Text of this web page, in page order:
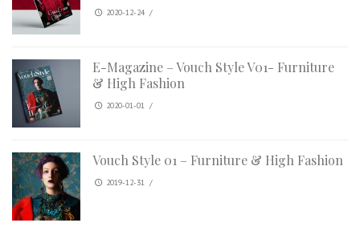
2020-12-24 /
E-Magazine – Vouch Style V01- Furniture
& High Fashion
2020-01-01 /
Vouch Style 01 – Furniture & High Fashion
2019-12-31 /